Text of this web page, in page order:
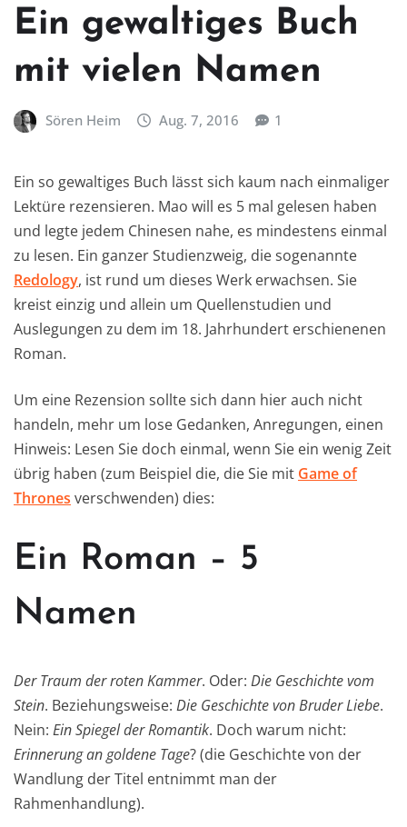
Ein gewaltiges Buch
mit vielen Namen
Sören Heim Aug. 7, 2016 1
Ein so gewaltiges Buch lässt sich kaum nach einmaliger
Lektüre rezensieren. Mao will es 5 mal gelesen haben
und legte jedem Chinesen nahe, es mindestens einmal
zu lesen. Ein ganzer Studienzweig, die sogenannte
Redology, ist rund um dieses Werk erwachsen. Sie
kreist einzig und allein um Quellenstudien und
Auslegungen zu dem im 18. Jahrhundert erschienenen
Roman.
Um eine Rezension sollte sich dann hier auch nicht
handeln, mehr um lose Gedanken, Anregungen, einen
Hinweis: Lesen Sie doch einmal, wenn Sie ein wenig Zeit
übrig haben (zum Beispiel die, die Sie mit Game of
Thrones verschwenden) dies:
Ein Roman – 5
Namen
Der Traum der roten Kammer. Oder: Die Geschichte vom
Stein. Beziehungsweise: Die Geschichte von Bruder Liebe.
Nein: Ein Spiegel der Romantik. Doch warum nicht:
Erinnerung an goldene Tage? (die Geschichte von der
Wandlung der Titel entnimmt man der
Rahmenhandlung).